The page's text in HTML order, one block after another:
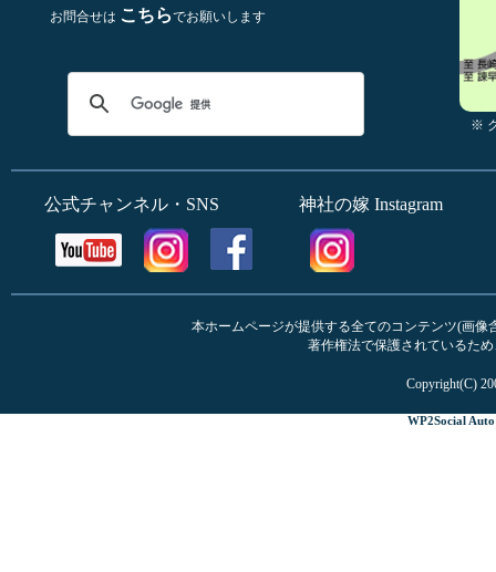
お問合せは こちらでお願いします
※
公式チャンネル・SNS 神社の嫁 Instagram
本ホームページが提供する全てのコンテンツ(画
著作権法で保護されているた
Copyright(C)
WP2Social